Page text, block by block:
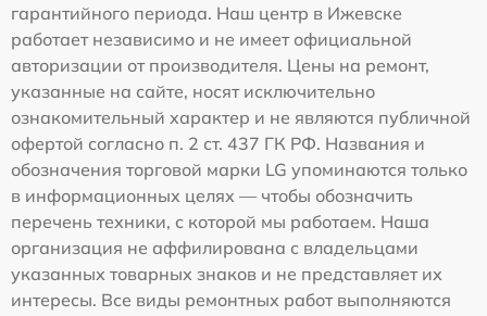
гарантийного периода. Наш центр в Ижевске
работает независимо и не имеет официальной
авторизации от производителя. Цены на ремонт,
указанные на сайте, носят исключительно
ознакомительный характер и не являются публичной
офертой согласно п. 2 ст. 437 ГК РФ. Названия и
обозначения торговой марки LG упоминаются только
в информационных целях — чтобы обозначить
перечень техники, с которой мы работаем. Наша
организация не аффилирована с владельцами
указанных товарных знаков и не представляет их
интересы. Все виды ремонтных работ выполняются